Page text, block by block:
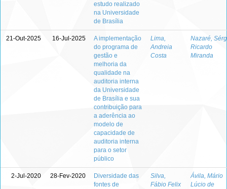
estudo realizado
na Universidade
de Brasília
21-Out-2025 16-Jul-2025
A implementação
do programa de
gestão e
melhoria da
qualidade na
auditoria interna
da Universidade
de Brasília e sua
contribuição para
a aderência ao
modelo de
capacidade de
auditoria interna
para o setor
público
Lima,
Andreia
Costa
Nazaré,
Ricardo
Miranda
2-Jul-2020 28-Fev-2020
Diversidade das
fontes de
Silva,
Fábio Felix
Ávila, Mário
Lúcio de